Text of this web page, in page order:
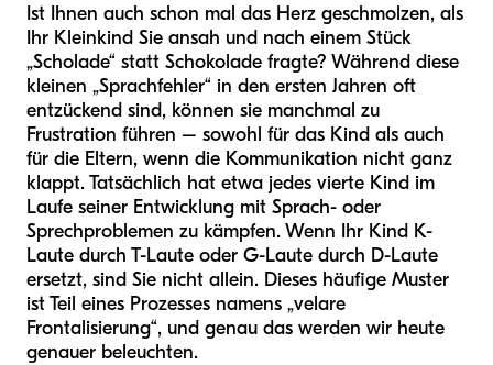
Ist Ihnen auch schon mal das Herz geschmolzen, als
Ihr Kleinkind Sie ansah und nach einem Stück
„Scholade“ statt Schokolade fragte? Während diese
kleinen „Sprachfehler“ in den ersten Jahren oft
entzückend sind, können sie manchmal zu
Frustration führen – sowohl für das Kind als auch
für die Eltern, wenn die Kommunikation nicht ganz
klappt. Tatsächlich hat etwa jedes vierte Kind im
Laufe seiner Entwicklung mit Sprach- oder
Sprechproblemen zu kämpfen. Wenn Ihr Kind K-
Laute durch T-Laute oder G-Laute durch D-Laute
ersetzt, sind Sie nicht allein. Dieses häufige Muster
ist Teil eines Prozesses namens „velare
Frontalisierung“, und genau das werden wir heute
genauer beleuchten.